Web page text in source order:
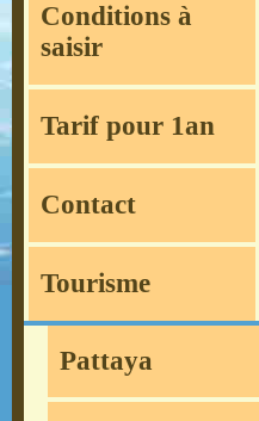
Conditions à
saisir
Tarif pour 1an
Contact
Tourisme
Pattaya